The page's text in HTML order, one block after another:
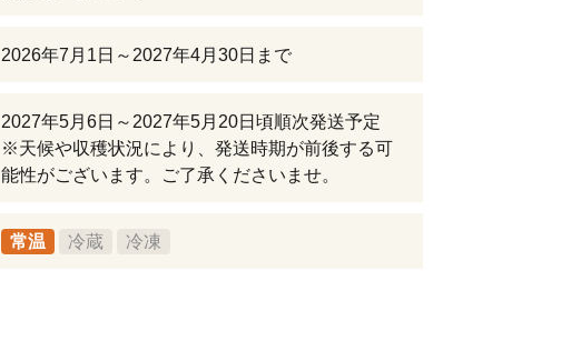
2026年7月1日～2027年4月30日まで
2027年5月6日～2027年5月20日頃順次発送予定
※天候や収穫状況により、発送時期が前後する可
能性がございます。ご了承くださいませ。
常温 冷蔵 冷凍